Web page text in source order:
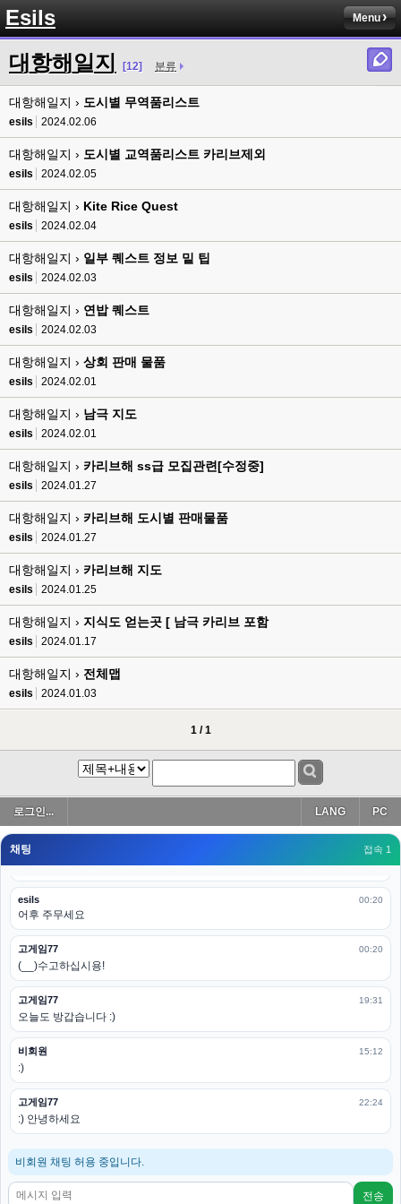
Esils Menu
대항해일지 [12] 분류
대항해일지 › 도시별 무역품리스트
esils 2024.02.06
대항해일지 › 도시별 교역품리스트 카리브제외
esils 2024.02.05
대항해일지 › Kite Rice Quest
esils 2024.02.04
대항해일지 › 일부 퀘스트 정보 밑 팁
esils 2024.02.03
대항해일지 › 연밥 퀘스트
esils 2024.02.03
대항해일지 › 상회 판매 물품
esils 2024.02.01
대항해일지 › 남극 지도
esils 2024.02.01
대항해일지 › 카리브해 ss급 모집관련[수정중]
esils 2024.01.27
대항해일지 › 카리브해 도시별 판매물품
esils 2024.01.27
대항해일지 › 카리브해 지도
esils 2024.01.25
대항해일지 › 지식도 얻는곳 [ 남극 카리브 포함
esils 2024.01.17
대항해일지 › 전체맵
esils 2024.01.03
1 / 1
로그인... PC
LANG
채팅 접속 1
esils 00:13
솔직히 적응이 xe1이다보니깐 라이믹스는 비슷하면서 틀리니 적응이 안되요
ㅋ
그렇다고 코어랑 모듈 전부 마개조해버릴려니 난중 또 공식버전 올라오면 답
없을꺼같아서 ;;
esils
이제 정상동작이겟지 !
고게임77
오 정상 이네요!
비회원
ㅇ
esils
채팅치믄 바로 반영 정상 ㅋ
고게임77
접속자는 ip당 1명인가 보네요. 다른 브로우저로 접속해도 3명인거보면
esils
음
폰으로 접속해보니 3이 되는데
esils 00:18
나가도 3이네 하핫 ...
고게임77 00:18
ㅋㅋㅋㅋㅋㅋㅋㅋ
esils 00:19
이게 db 접속자수로 잡는형태로 해서 그런가 ;;
밑에 일반웹게임이 더있었네요
esils
esils 00:19
다 펼쳐두면 너무길어서 ..
esils 00:19
모바일로 보는데도 좀 불편하더라구요
고게임77 00:19
아 ㅋㅋ 내일도 심심하면 들리겠습니다. 벌써 12시가 넘었었네요
esils 00:20
어후 주무세요
고게임77 00:20
(__)수고하십시용!
고게임77 19:31
오늘도 방갑습니다 :)
비회원 15:12
:)
고게임77 22:24
:) 안녕하세요
비회원 채팅 허용 중입니다.
전송